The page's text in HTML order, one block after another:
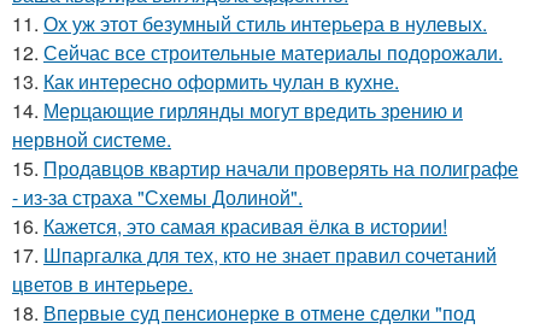
11. Ох уж этот безумный стиль интерьера в нулевых.
12. Сейчас все строительные материалы подорожали.
13. Как интересно оформить чулан в кухне.
14. Мерцающие гирлянды могут вредить зрению и
нервной системе.
15. Продавцов квартир начали проверять на полиграфе
- из-за страха "Схемы Долиной".
16. Кажется, это самая красивая ёлка в истории!
17. Шпаргалка для тех, кто не знает правил сочетаний
цветов в интерьере.
18. Впервые суд пенсионерке в отмене сделки "под